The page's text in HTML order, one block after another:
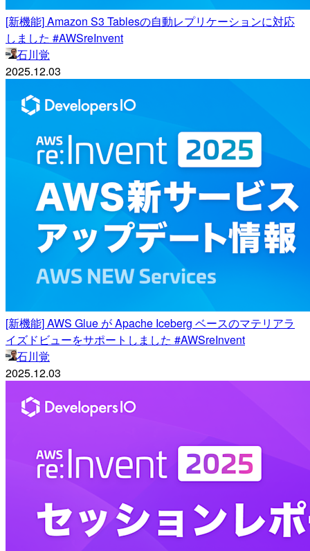
[新機能] Amazon S3 Tablesの自動レプリケーションに対応
しました #AWSreInvent
石川覚
2025.12.03
[新機能] AWS Glue が Apache Iceberg ベースのマテリアラ
イズドビューをサポートしました #AWSreInvent
石川覚
2025.12.03